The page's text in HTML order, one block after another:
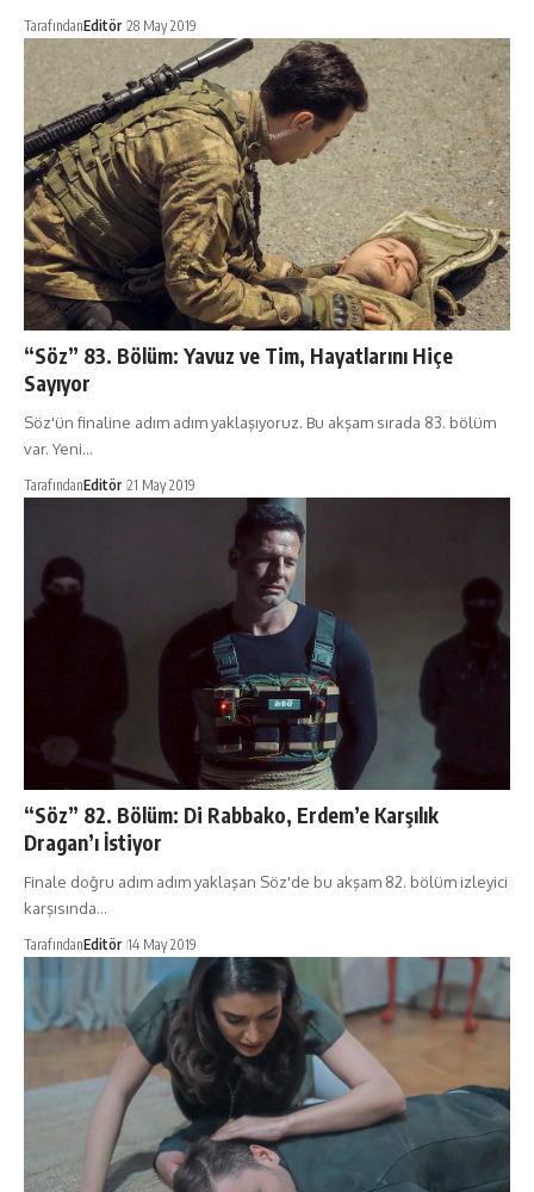
TarafındanEditör 28 May 2019
“Söz” 83. Bölüm: Yavuz ve Tim, Hayatlarını Hiçe
Sayıyor
Söz'ün finaline adım adım yaklaşıyoruz. Bu akşam sırada 83. bölüm
var. Yeni…
TarafındanEditör 21 May 2019
“Söz” 82. Bölüm: Di Rabbako, Erdem’e Karşılık
Dragan’ı İstiyor
Finale doğru adım adım yaklaşan Söz'de bu akşam 82. bölüm izleyici
karşısında…
TarafındanEditör 14 May 2019